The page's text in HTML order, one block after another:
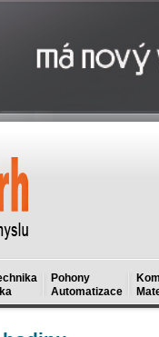
Pohony
Automatizace